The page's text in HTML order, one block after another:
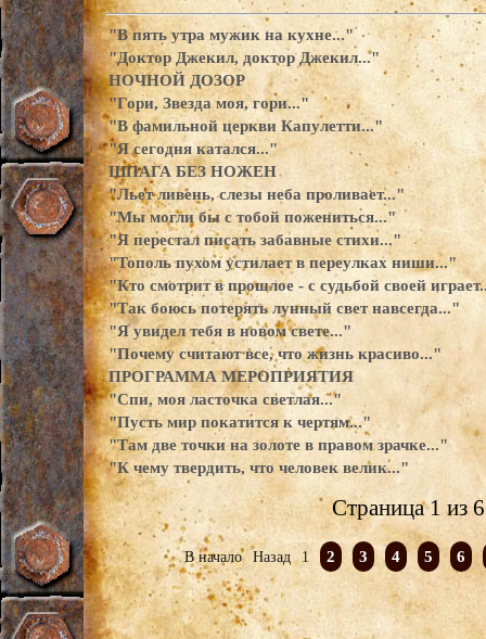
"В пять утра мужик на кухне..."
"Доктор Джекил, доктор Джекил..."
НОЧНОЙ ДОЗОР
"Гори, Звезда моя, гори..."
"В фамильной церкви Капулетти..."
"Я сегодня катался..."
ШПАГА БЕЗ НОЖЕН
"Льет ливень, слезы неба проливает..."
"Мы могли бы с тобой пожениться..."
"Я перестал писать забавные стихи..."
"Тополь пухом устилает в переулках ниши..."
"Кто смотрит в прошлое - с судьбой своей
"Так боюсь потерять лунный свет навсегда..."
"Я увидел тебя в новом свете..."
"Почему считают все, что жизнь красиво..."
ПРОГРАММА МЕРОПРИЯТИЯ
"Спи, моя ласточка светлая..."
"Пусть мир покатится к чертям..."
"Там две точки на золоте в правом зрачке..."
"К чему твердить, что человек велик..."
Страница 1 из 6
В начало Назад 1 2 3 4 5 6